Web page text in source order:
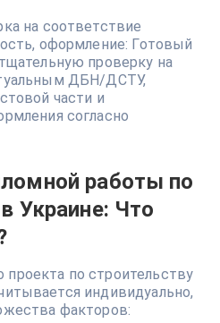
на соответствие
оформление: Готовый
проверку на
ДБН/ДСТУ,
части и
согласно
работы по
Украине: Что
по строительству
индивидуально,
факторов: